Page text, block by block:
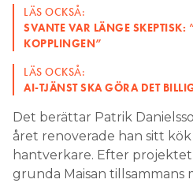
LÄS OCKSÅ:
SVANTE VAR LÄNGE SKEPTISK:
KOPPLINGEN”
LÄS OCKSÅ:
AI-TJÄNST SKA GÖRA DET
Det berättar Patrik
året renoverade han sitt
hantverkare. Efter
grunda Maisan